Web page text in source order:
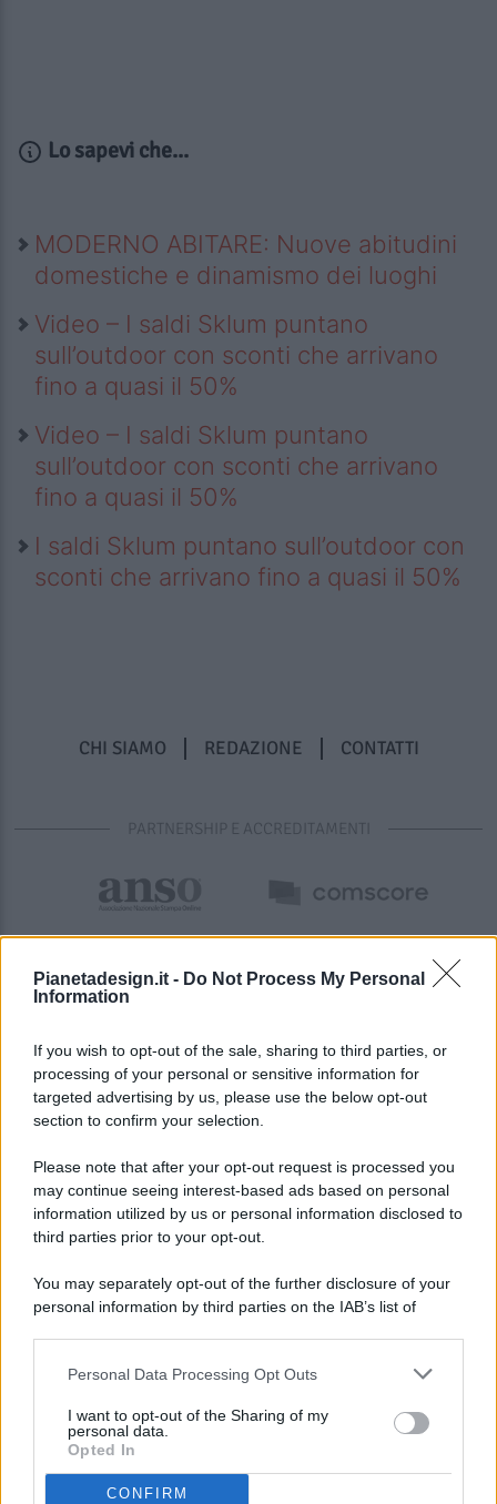
Pianetadesign.it - Do Not Process My Personal
Information
If you wish to opt-out of the sale, sharing to third parties, or
processing of your personal or sensitive information for
targeted advertising by us, please use the below opt-out
section to confirm your selection.
Please note that after your opt-out request is processed you
may continue seeing interest-based ads based on personal
information utilized by us or personal information disclosed to
third parties prior to your opt-out.
You may separately opt-out of the further disclosure of your
personal information by third parties on the IAB’s list of
This information may also be disclosed by us to third parties
disclose it to other third parties.
Personal Data Processing Opt Outs
I want to opt-out of the Sharing of my
personal data.
Opted In
CONFIRM
Lo sapevi che...
MODERNO ABITARE: Nuove abitudini
domestiche e dinamismo dei luoghi
Video – I saldi Sklum puntano
sull’outdoor con sconti che arrivano
fino a quasi il 50%
Video – I saldi Sklum puntano
sull’outdoor con sconti che arrivano
fino a quasi il 50%
I saldi Sklum puntano sull’outdoor con
sconti che arrivano fino a quasi il 50%
CHI SIAMO REDAZIONE CONTATTI
PARTNERSHIP E ACCREDITAMENTI
© 2026 - Pianeta Design - P.IVA 04827280654 - Testata
Registrata Al Tribunale Di Nocera Inferiore N. 8/2020 - RG N.
ISCRIZIONE AL ROC N. 35792 – ISCRITTA ALL’ANSO
(ASSOCIAZIONE NAZIONALE STAMPA ONLINE)
PREFERENZE PRIVACY